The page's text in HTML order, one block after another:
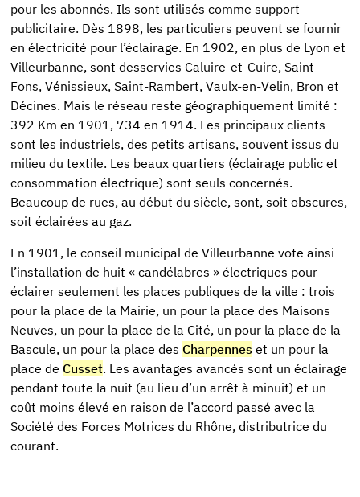
pour les abonnés. Ils sont utilisés comme support
publicitaire. Dès 1898, les particuliers peuvent se fournir
en électricité pour l’éclairage. En 1902, en plus de Lyon et
Villeurbanne, sont desservies Caluire-et-Cuire, Saint-
Fons, Vénissieux, Saint-Rambert, Vaulx-en-Velin, Bron et
Décines. Mais le réseau reste géographiquement limité :
392 Km en 1901, 734 en 1914. Les principaux clients
sont les industriels, des petits artisans, souvent issus du
milieu du textile. Les beaux quartiers (éclairage public et
consommation électrique) sont seuls concernés.
Beaucoup de rues, au début du siècle, sont, soit obscures,
soit éclairées au gaz.
En 1901, le conseil municipal de Villeurbanne vote ainsi
l’installation de huit « candélabres » électriques pour
éclairer seulement les places publiques de la ville : trois
pour la place de la Mairie, un pour la place des Maisons
Neuves, un pour la place de la Cité, un pour la place de la
Bascule, un pour la place desCharpennes et un pour la
place deCusset. Les avantages avancés sont un éclairage
pendant toute la nuit (au lieu d’un arrêt à minuit) et un
coût moins élevé en raison de l’accord passé avec la
Société des Forces Motrices du Rhône, distributrice du
courant.